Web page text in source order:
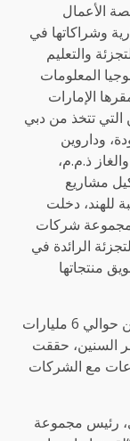
الأعمال
وشراكاتها في
والتعليم
المعلومات
الإمارات
التي تتخذ من دبي
وداروين
ذ.م.م،
مشاريع
للهند، دخلت
لمجموعة شركات
الرائدة في
منتجاتها
تبلغ القيمة الصافية لمجموعة شركات داروين حوالي 6 مليارات
على مر السنين، حققت
مع الشركات
رئيس مجموعة